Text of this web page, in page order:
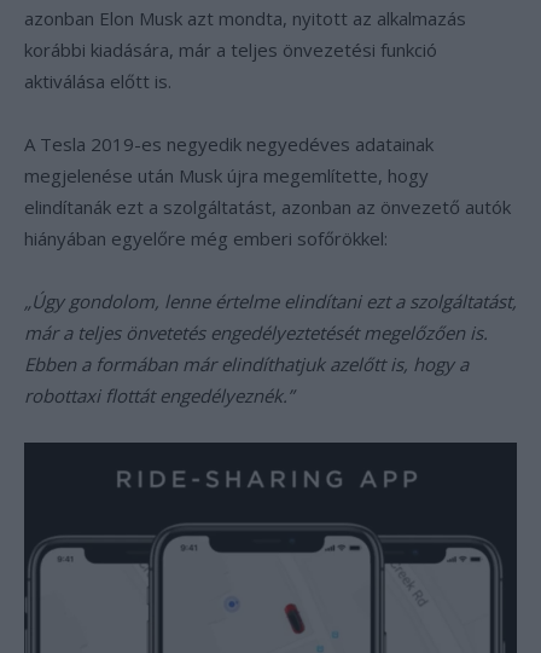
azonban Elon Musk azt mondta, nyitott az alkalmazás
korábbi kiadására, már a teljes önvezetési funkció
aktiválása előtt is.
A Tesla 2019-es negyedik negyedéves adatainak
megjelenése után Musk újra megemlítette, hogy
elindítanák ezt a szolgáltatást, azonban az önvezető autók
hiányában egyelőre még emberi sofőrökkel:
„Úgy gondolom, lenne értelme elindítani ezt a szolgáltatást,
már a teljes önvetetés engedélyeztetését megelőzően is.
Ebben a formában már elindíthatjuk azelőtt is, hogy a
robottaxi flottát engedélyeznék.”